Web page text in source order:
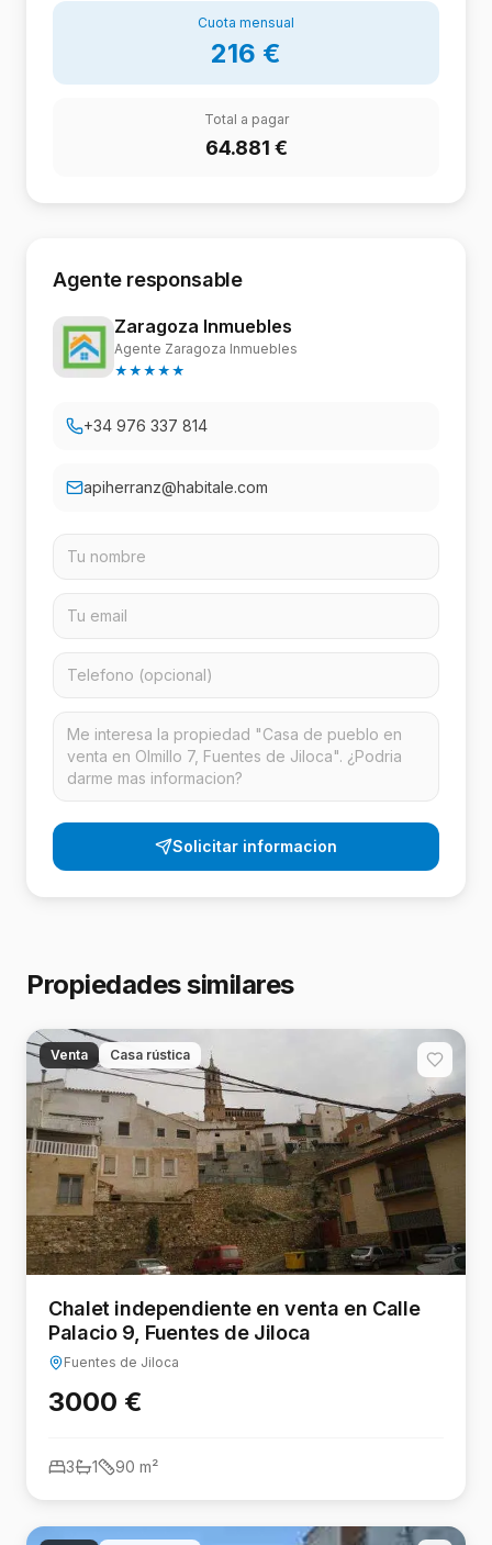
Cuota mensual
216 €
Total a pagar
64.881 €
Agente responsable
Zaragoza Inmuebles
Agente Zaragoza Inmuebles
★ ★ ★ ★ ★
+34 976 337 814
apiherranz@habitale.com
Solicitar informacion
Propiedades similares
Venta Casa rústica
Chalet independiente en venta en Calle
Palacio 9, Fuentes de Jiloca
Fuentes de Jiloca
3000 €
3 1 90 m²